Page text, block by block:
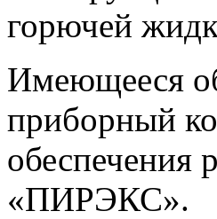
горючей
Имеющееся
приборный
обеспечения
«ПИРЭКС».